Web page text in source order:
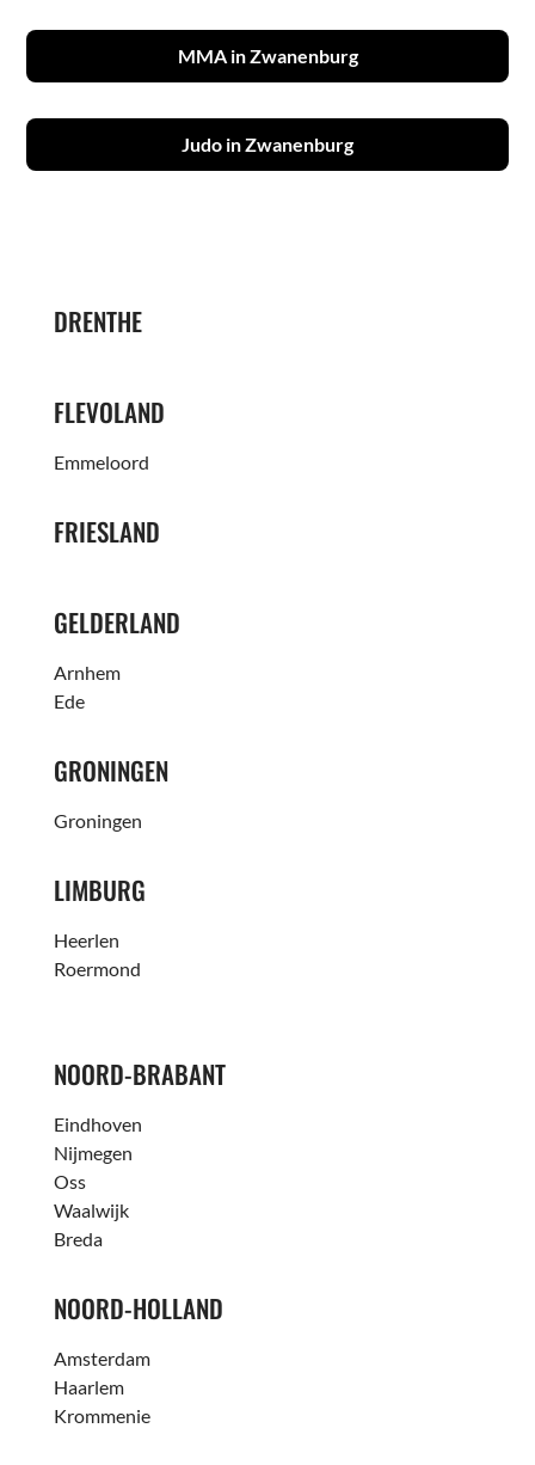
MMA in Zwanenburg
Judo in Zwanenburg
DRENTHE
FLEVOLAND
Emmeloord
FRIESLAND
GELDERLAND
Arnhem
Ede
GRONINGEN
Groningen
LIMBURG
Heerlen
Roermond
NOORD-BRABANT
Eindhoven
Nijmegen
Oss
Waalwijk
Breda
NOORD-HOLLAND
Amsterdam
Haarlem
Krommenie